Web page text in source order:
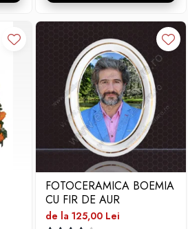
FOTOCERAMICA BOEMIA
CU FIR DE AUR
de la 125,00 Lei